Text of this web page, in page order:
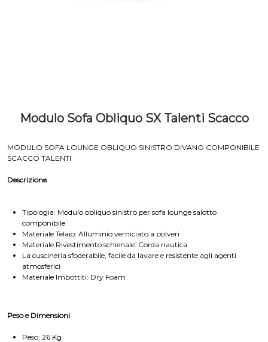
Modulo Sofa Obliquo SX Talenti Scacco
MODULO SOFA LOUNGE OBLIQUO SINISTRO DIVANO COMPONIBILE
SCACCO TALENTI
Descrizione
Tipologia: Modulo obliquo sinistro per sofa lounge salotto
componibile
Materiale Telaio: Alluminio verniciato a polveri
Materiale Rivestimento schienale: Corda nautica
La cuscineria sfoderabile, facile da lavare e resistente agli agenti
atmosferici
Materiale Imbottiti: Dry Foam
Peso e Dimensioni
Peso: 26 Kg